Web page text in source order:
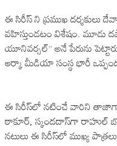
ఈ సిరీస్ ని ప్రముఖ దర్శకులు
వహిస్తుండటం విశేషం. మూడు
యూనివర్సల్” అనే పేరును
ఆర్కా మీడియా సంస్థ భారీ ఒప్పందం
ఈ సిరీస్‌లో నటించే వారిని
ఠాకూర్, స్కందదాస్‌గా రాహుల్‌
నటులు ఈ సిరీస్‌లో ముఖ్య